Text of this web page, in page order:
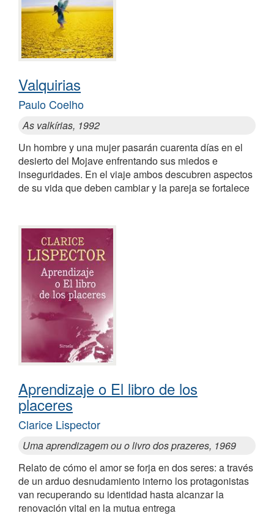
Valquirias
Paulo Coelho
As valkírias, 1992
Un hombre y una mujer pasarán cuarenta días en el
desierto del Mojave enfrentando sus miedos e
inseguridades. En el viaje ambos descubren aspectos
de su vida que deben cambiar y la pareja se fortalece
Aprendizaje o El libro de los
placeres
Clarice Lispector
Uma aprendizagem ou o livro dos prazeres, 1969
Relato de cómo el amor se forja en dos seres: a través
de un arduo desnudamiento interno los protagonistas
van recuperando su identidad hasta alcanzar la
renovación vital en la mutua entrega